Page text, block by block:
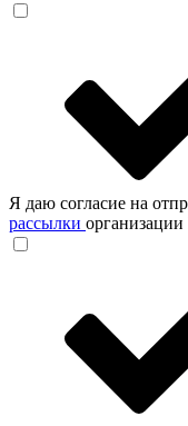
Я даю согласие на
рассылки